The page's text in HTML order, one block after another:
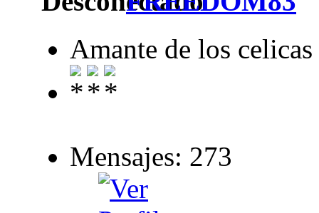
Amante de los celicas
Mensajes: 273